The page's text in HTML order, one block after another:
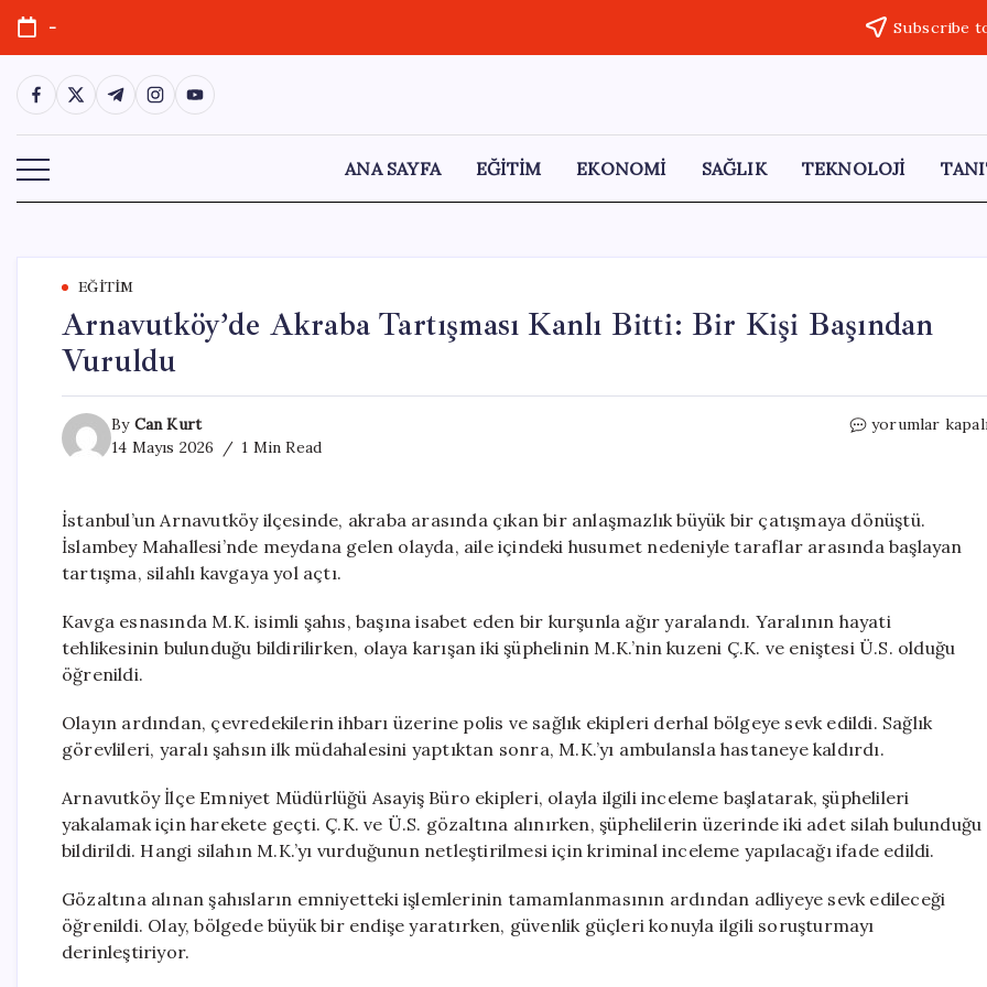
Skip
content
- Subscribe
https://www.facebook.com/
https://twitter.com/
https://t.me/
https://www.instagram.com/
https://youtube.com/
ANA SAYFA EĞİTİM EKONOMİ SAĞLIK TEKNOLOJİ
EĞITIM
Arnavutköy’de Akraba Tartışması Kanlı Bitti: Bir Kişi Başından
Vuruldu
By Can Kurt
14 Mayıs 2026
1 Min Read
Arnavutköy’de
Bitti:
Bir
için
yorumlar
İstanbul’un Arnavutköy ilçesinde, akraba arasında çıkan bir anlaşmazlık büyük bir çatışmaya dönüştü.
İslambey Mahallesi’nde meydana gelen olayda, aile içindeki husumet nedeniyle taraflar arasında başlayan
tartışma, silahlı kavgaya yol açtı.
Kavga esnasında M.K. isimli şahıs, başına isabet eden bir kurşunla ağır yaralandı. Yaralının hayati
tehlikesinin bulunduğu bildirilirken, olaya karışan iki şüphelinin M.K.’nin kuzeni Ç.K. ve eniştesi Ü.S. olduğu
öğrenildi.
Olayın ardından, çevredekilerin ihbarı üzerine polis ve sağlık ekipleri derhal bölgeye sevk edildi. Sağlık
görevlileri, yaralı şahsın ilk müdahalesini yaptıktan sonra, M.K.’yı ambulansla hastaneye kaldırdı.
Arnavutköy İlçe Emniyet Müdürlüğü Asayiş Büro ekipleri, olayla ilgili inceleme başlatarak, şüphelileri
yakalamak için harekete geçti. Ç.K. ve Ü.S. gözaltına alınırken, şüphelilerin üzerinde iki adet silah bulunduğu
bildirildi. Hangi silahın M.K.’yı vurduğunun netleştirilmesi için kriminal inceleme yapılacağı ifade edildi.
Gözaltına alınan şahısların emniyetteki işlemlerinin tamamlanmasının ardından adliyeye sevk edileceği
öğrenildi. Olay, bölgede büyük bir endişe yaratırken, güvenlik güçleri konuyla ilgili soruşturmayı
derinleştiriyor.